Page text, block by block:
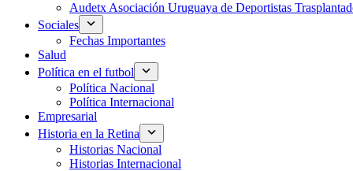
Audetx Asociación Uruguaya de Deportistas
Sociales
Fechas Importantes
Salud
Política en el futbol
Política Nacional
Política Internacional
Empresarial
Historia en la Retina
Historias Nacional
Historias Internacional